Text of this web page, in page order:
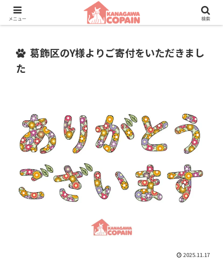
保護動物たちに、新しい家族との素敵な出会いを。
葛飾区のY様よりご寄付をいただきまし
た
2025.11.17
メニュー 検索